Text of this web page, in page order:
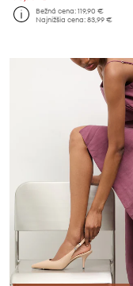
Bežná cena:119,90 €
Najnižšia cena:83,99 €